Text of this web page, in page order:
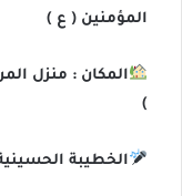
المؤمنين ( ع )
المكان : منزل
)
الخطيبة